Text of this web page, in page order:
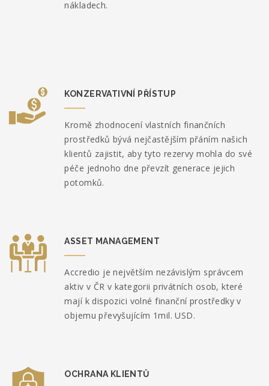
nákladech.
KONZERVATIVNÍ PŘÍSTUP
Kromě zhodnocení vlastních finančních
prostředků bývá nejčastějším přáním našich
klientů zajistit, aby tyto rezervy mohla do své
péče jednoho dne převzít generace jejich
potomků.
ASSET MANAGEMENT
Accredio je největším nezávislým správcem
aktiv v ČR v kategorii privátních osob, které
mají k dispozici volné finanční prostředky v
objemu převyšujícím 1mil. USD.
OCHRANA KLIENTŮ